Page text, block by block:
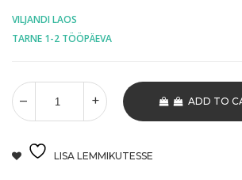
VILJANDI LAOS
TARNE 1-2 TÖÖPÄEVA
ADD TO
LISA LEMMIKUTESSE